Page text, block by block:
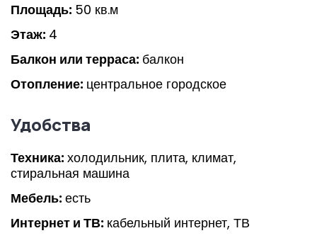
Площадь: 50 кв.м
Этаж: 4
Балкон или терраса: балкон
Отопление: центральное городское
Удобства
Техника: холодильник, плита, климат,
стиральная машина
Мебель: есть
Интернет и ТВ: кабельный интернет, ТВ